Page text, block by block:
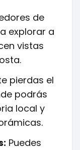
de
explorar a
vistas
pierdas el
podrás
local y
Puedes